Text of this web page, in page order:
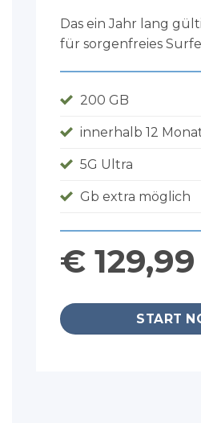
Das ein Jahr lang
für sorgenfreies
200 GB
innerhalb 12
5G Ultra
Gb extra möglich
€ 129,99
START